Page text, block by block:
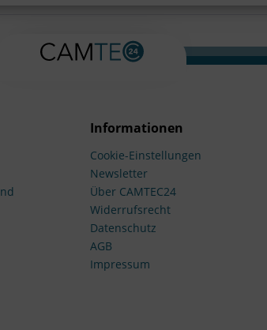
Informationen
Cookie-Einstellungen
Newsletter
Über CAMTEC24
Widerrufsrecht
Datenschutz
AGB
Impressum